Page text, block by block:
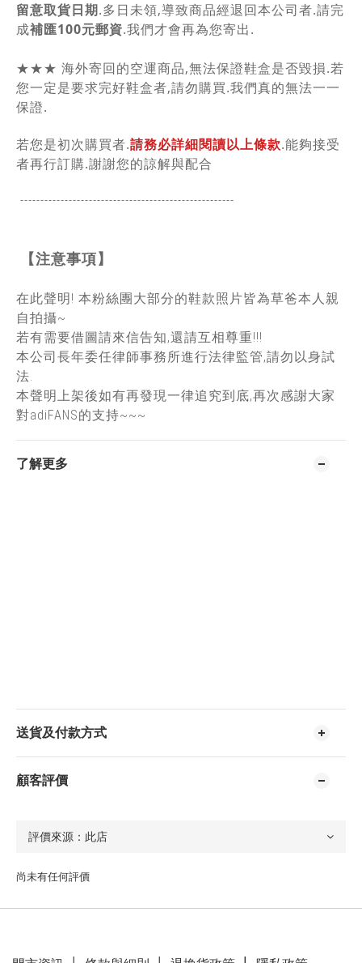
留意取貨日期.多日未領,導致商品經退回本公司者.請完
成補匯100元郵資.我們才會再為您寄出.
★★★ 海外寄回的空運商品,無法保證鞋盒是否毀損.若
您一定是要求完好鞋盒者,請勿購買.我們真的無法一一
保證.
若您是初次購買者.請務必詳細閱讀以上條款.能夠接受
者再行訂購.謝謝您的諒解與配合
-----------------------------------------------------
【注意事項】
在此聲明! 本粉絲團大部分的鞋款照片皆為草爸本人親
自拍攝~
若有需要借圖請來信告知,還請互相尊重!!!
本公司長年委任律師事務所進行法律監管,請勿以身試
法.
本聲明上架後如有再發現一律追究到底,再次感謝大家
對adiFANS的支持~~~
了解更多
送貨及付款方式
顧客評價
尚未有任何評價